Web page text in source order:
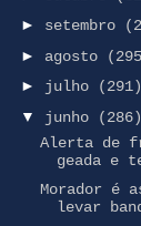
► setembro
► agosto
► julho
(291)
▼ junho
(286)
Alerta de
geada e
Morador é
levar